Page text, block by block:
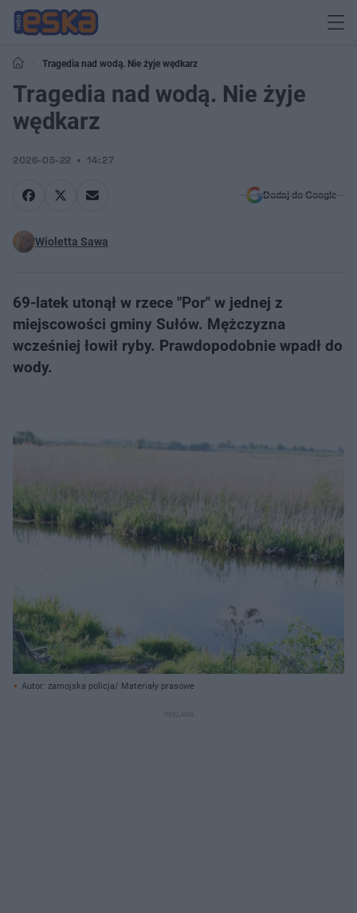
Tragedia nad wodą. Nie żyje wędkarz
Tragedia nad wodą. Nie żyje
wędkarz
2026-05-22 14:27
Dodaj do Google
Wioletta Sawa
69-latek utonął w rzece "Por" w jednej z
miejscowości gminy Sułów. Mężczyzna
wcześniej łowił ryby. Prawdopodobnie wpadł do
wody.
Autor: zamojska policja/ Materiały prasowe